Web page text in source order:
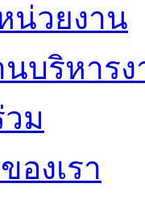
น่วยงาน
บริหาร
ม
องเรา